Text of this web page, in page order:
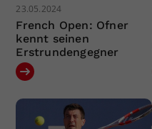
23.05.2024
French Open: Ofner
kennt seinen
Erstrundengegner